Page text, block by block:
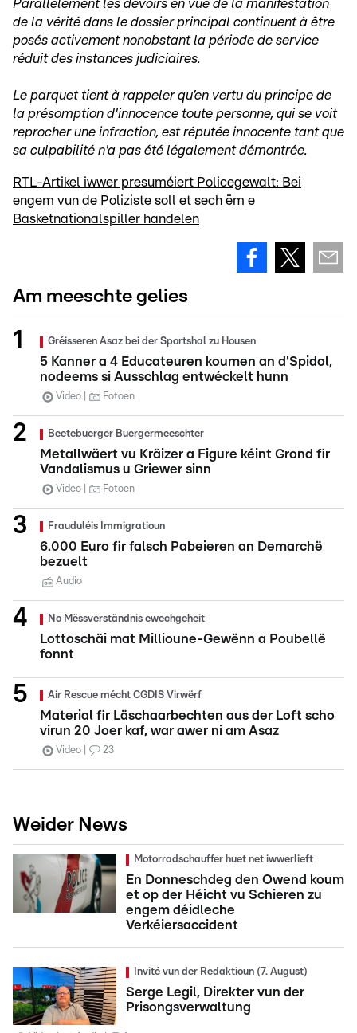
Parallèlement les devoirs en vue de la manifestation
de la vérité dans le dossier principal continuent à être
posés activement nonobstant la période de service
réduit des instances judiciaires.
Le parquet tient à rappeler qu’en vertu du principe de
la présomption d'innocence toute personne, qui se voit
reprocher une infraction, est réputée innocente tant que
sa culpabilité n'a pas été légalement démontrée.
RTL-Artikel iwwer presuméiert Policegewalt: Bei
engem vun de Poliziste soll et sech ëm e
Basketnationalspiller handelen
Am meeschte gelies
Gréisseren Asaz bei der Sportshal zu Housen
5 Kanner a 4 Educateuren koumen an d'Spidol,
nodeems si Ausschlag entwéckelt hunn
Video Fotoen
Beetebuerger Buergermeeschter
Metallwäert vu Kräizer a Figure kéint Grond fir
Vandalismus u Griewer sinn
Video Fotoen
Frauduléis Immigratioun
6.000 Euro fir falsch Pabeieren an Demarchë
bezuelt
Audio
No Mëssverständnis ewechgeheit
Lottoschäi mat Millioune-Gewënn a Poubellë
fonnt
Air Rescue mécht CGDIS Virwërf
Material fir Läschaarbechten aus der Loft scho
virun 20 Joer kaf, war awer ni am Asaz
Video 23
Weider News
Motorradschauffer huet net iwwerlieft
En Donneschdeg den Owend koum
et op der Héicht vu Schieren zu
engem déidleche
Verkéiersaccident
Invité vun der Redaktioun (7. August)
Serge Legil, Direkter vun der
Prisongsverwaltung